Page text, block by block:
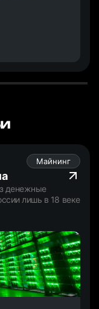
Майнинг
денежные
лишь в 18 веке